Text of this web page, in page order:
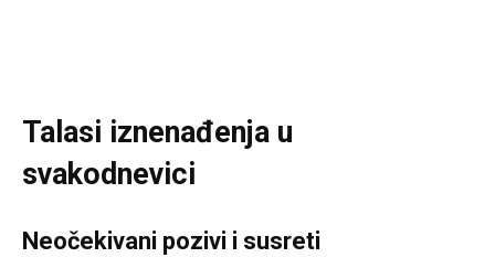
Talasi iznenađenja u
svakodnevici
Neočekivani pozivi i susreti